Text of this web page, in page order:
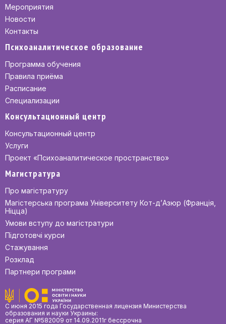
Мероприятия
Новости
Контакты
Психоаналитическое образование
Программа обучения
Правила приёма
Расписание
Специализации
Консультационный центр
Консультационный центр
Услуги
Проект «Психоаналитическое пространство»
Магистратура
Про магістратуру
Магістерська програма Університету Кот-д’Азюр (Франція,
Ніцца)
Умови вступу до магістратури
Підготовчі курси
Стажування
Розклад
Партнери програми
С июня 2015 года Государственная лицензия Министерства
образования и науки Украины:
серия АГ №582009 от 14.09.2011г бессрочна